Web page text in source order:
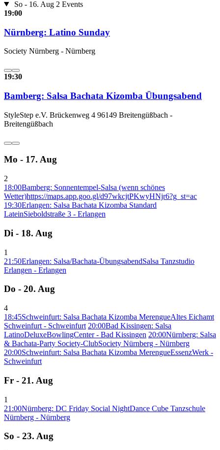
So - 16. Aug 2 Events
19:00
Nürnberg: Latino Sunday
Society Nürnberg - Nürnberg
19:30
Bamberg: Salsa Bachata Kizomba Übungsabend
StyleStep e.V. Brückenweg 4 96149 Breitengüßbach -
Breitengüßbach
Mo - 17. Aug
2
18:00Bamberg: Sonnentempel-Salsa (wenn schönes
Wetter)https://maps.app.goo.gl/d97wkcjtPKwyHNjr6?g_st=ac
19:30Erlangen: Salsa Bachata Kizomba Standard
LateinSieboldstraße 3 - Erlangen
Di - 18. Aug
1
21:50Erlangen: Salsa/Bachata-ÜbungsabendSalsa Tanzstudio
Erlangen - Erlangen
Do - 20. Aug
4
18:45Schweinfurt: Salsa Bachata Kizomba MerengueAltes Eichamt
Schweinfurt - Schweinfurt 20:00Bad Kissingen: Salsa
LatinoDeluxeBowlingCenter - Bad Kissingen 20:00Nürnberg: Salsa
& Bachata-Party Society-ClubSociety Nürnberg - Nürnberg
20:00Schweinfurt: Salsa Bachata Kizomba MerengueEssenzWerk -
Schweinfurt
Fr - 21. Aug
1
21:00Nürnberg: DC Friday Social NightDance Cube Tanzschule
Nürnberg - Nürnberg
So - 23. Aug